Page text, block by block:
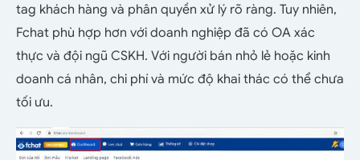
tag khách hàng và phân quyền xử lý rõ ràng. Tuy nhiên,
Fchat phù hợp hơn với doanh nghiệp đã có OA xác
thực và đội ngũ CSKH. Với người bán nhỏ lẻ hoặc kinh
doanh cá nhân, chi phí và mức độ khai thác có thể chưa
tối ưu.